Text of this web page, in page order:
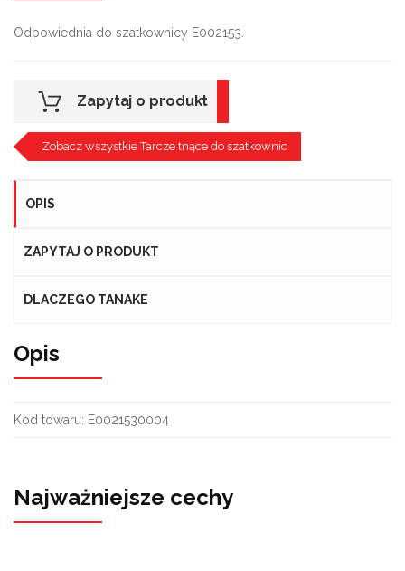
Odpowiednia do szatkownicy E002153.
Zapytaj o produkt
Zobacz wszystkie Tarcze tnące do szatkownic
OPIS
ZAPYTAJ O PRODUKT
DLACZEGO TANAKE
Opis
Kod towaru: E0021530004
Najważniejsze cechy